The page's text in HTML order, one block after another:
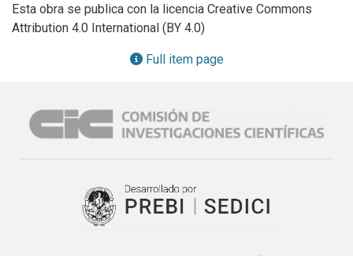
Esta obra se publica con la licencia Creative Commons
Attribution 4.0 International (BY 4.0)
Full item page